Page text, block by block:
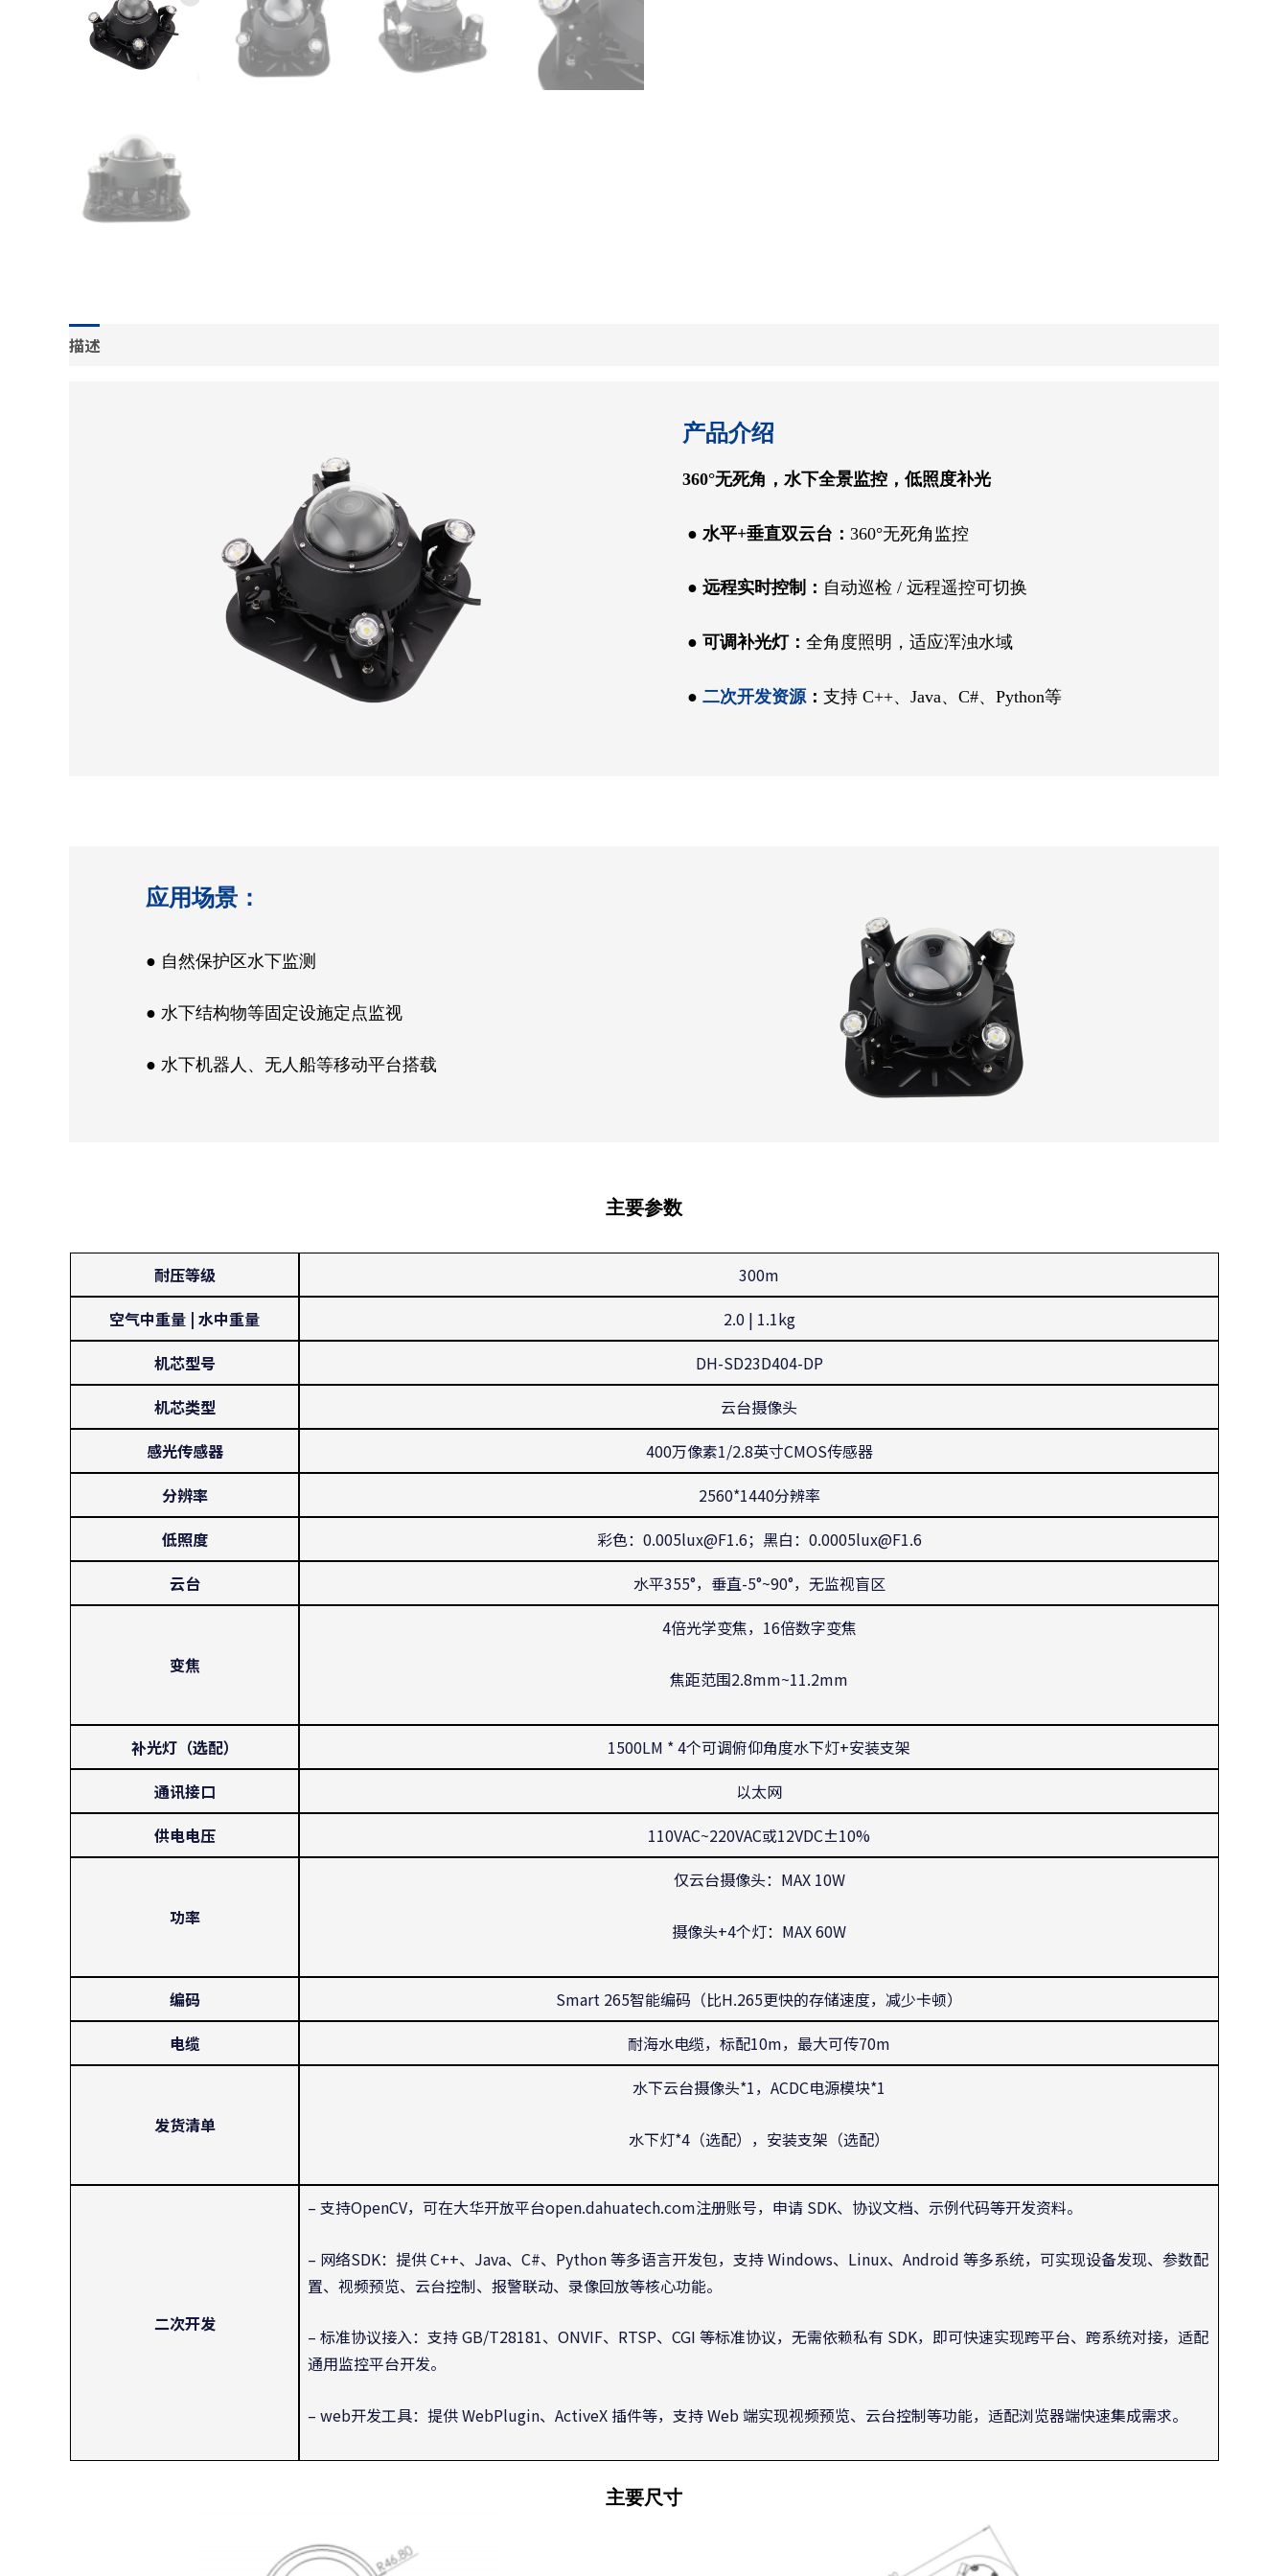
描述
产品介绍
360°无死角，水下全景监控，低照度补光
● 水平+垂直双云台： 360°无死角监控
● 远程实时控制： 自动巡检 / 远程遥控可切换
● 可调补光灯： 全角度照明，适应浑浊水域
● 二次开发资源 ： 支持 C++、Java、C#、Python等
应用场景：
● 自然保护区水下监测
● 水下结构物等固定设施定点监视
● 水下机器人、无人船等移动平台搭载
主要参数
耐压等级
300m
空气中重量 | 水中重量
2.0 | 1.1kg
机芯型号
DH-SD23D404-DP
机芯类型
云台摄像头
感光传感器
400万像素1/2.8英寸CMOS传感器
分辨率
2560*1440分辨率
低照度
彩色：0.005lux@F1.6；黑白：0.0005lux@F1.6
云台
水平355°，垂直-5°~90°，无监视盲区
变焦
4倍光学变焦，16倍数字变焦
焦距范围2.8mm~11.2mm
补光灯（选配）
1500LM * 4个可调俯仰角度水下灯+安装支架
通讯接口
以太网
供电电压
110VAC~220VAC或12VDC±10%
功率
仅云台摄像头：MAX 10W
摄像头+4个灯：MAX 60W
编码
Smart 265智能编码（比H.265更快的存储速度，减少卡顿）
电缆
耐海水电缆，标配10m，最大可传70m
发货清单
水下云台摄像头*1，ACDC电源模块*1
水下灯*4（选配），安装支架（选配）
二次开发
– 支持OpenCV，可在大华开放平台open.dahuatech.com注册账号，申请 SDK、协议文档、示例代码等开发资料。
– 网络SDK：提供 C++、Java、C#、Python 等多语言开发包，支持 Windows、Linux、Android 等多系统，可实现设备发现、参数配
置、视频预览、云台控制、报警联动、录像回放等核心功能。
– 标准协议接入：支持 GB/T28181、ONVIF、RTSP、CGI 等标准协议，无需依赖私有 SDK，即可快速实现跨平台、跨系统对接，适配
通用监控平台开发。
– web开发工具：提供 WebPlugin、ActiveX 插件等，支持 Web 端实现视频预览、云台控制等功能，适配浏览器端快速集成需求。
主要尺寸